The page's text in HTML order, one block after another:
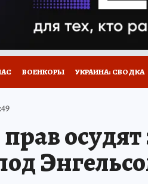
ВОЕНКОРЫ УКРАИНА: СВОДКА
прав